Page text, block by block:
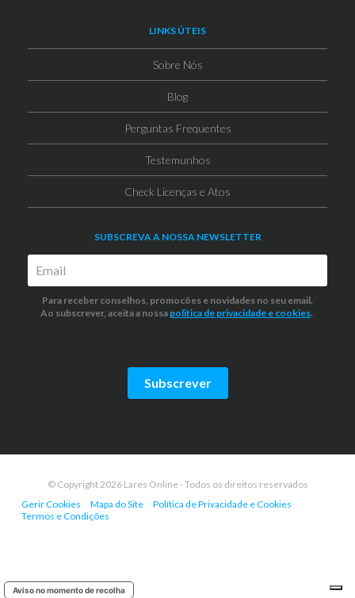
LINKS ÚTEIS
Sobre Nós
Blog
Perguntas Frequentes
Testemunhos
Check Licenças e Atos
SUBSCREVA A NOSSA NEWSLETTER
Para receber conselhos, promocões e novidades no seu email.
Ao subscrever, aceita a nossa politica de privacidade e cookies.
Subscrever
© Copyright 2026 Lares Online - Todos os direitos reservados
Gerir Cookies
Mapa do Site
Política de Privacidade e Cookies
Termos e Condições
Aviso no momento de recolha